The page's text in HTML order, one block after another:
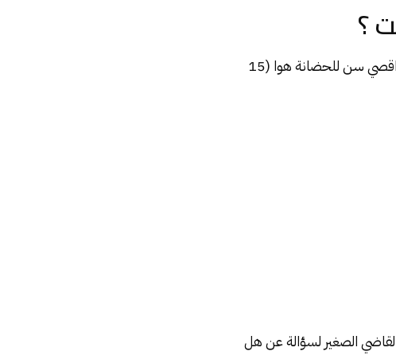
؟
• القانون المصرى لم يفرق فى موضوع سن حضانة الاطفال بين الولد والبنت فقرر ان اقصي سن للحضانة هوا (15
الصغير لسؤالة عن هل